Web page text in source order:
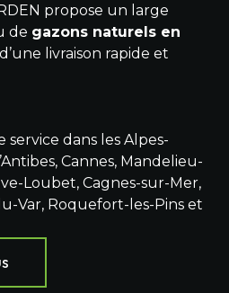
propose un large
de gazons naturels en
livraison rapide et
service dans les Alpes-
Cannes, Mandelieu-
Loubet, Cagnes-sur-Mer,
Var, Roquefort-les-Pins et